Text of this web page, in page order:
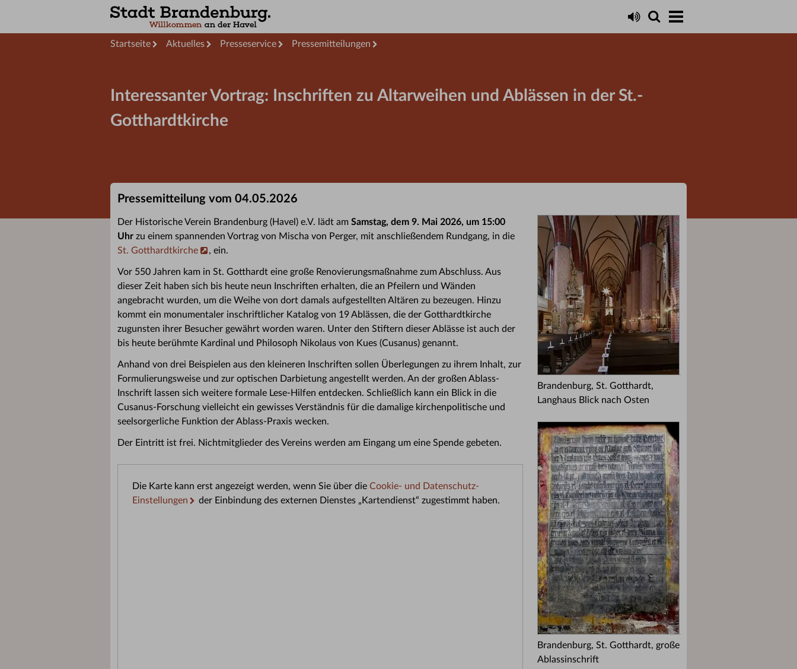
Startseite Aktuelles Presseservice Pressemitteilungen
Interessanter Vortrag: Inschriften zu Altarweihen und Ablässen in der St.-
Gotthardtkirche
Pressemitteilung vom 04.05.2026
Brandenburg, St. Gotthardt,
Langhaus Blick nach Osten
Brandenburg, St. Gotthardt, große
Ablassinschrift
Der Historische Verein Brandenburg (Havel) e.V. lädt am Samstag, dem 9. Mai 2026, um 15:00
Uhr zu einem spannenden Vortrag von Mischa von Perger, mit anschließendem Rundgang, in die
St. Gotthardtkirche
, ein.
Vor 550 Jahren kam in St. Gotthardt eine große Renovierungsmaßnahme zum Abschluss. Aus
dieser Zeit haben sich bis heute neun Inschriften erhalten, die an Pfeilern und Wänden
angebracht wurden, um die Weihe von dort damals aufgestellten Altären zu bezeugen. Hinzu
kommt ein monumentaler inschriftlicher Katalog von 19 Ablässen, die der Gotthardtkirche
zugunsten ihrer Besucher gewährt worden waren. Unter den Stiftern dieser Ablässe ist auch der
bis heute berühmte Kardinal und Philosoph Nikolaus von Kues (Cusanus) genannt.
Anhand von drei Beispielen aus den kleineren Inschriften sollen Überlegungen zu ihrem Inhalt, zur
Formulierungsweise und zur optischen Darbietung angestellt werden. An der großen Ablass-
Inschrift lassen sich weitere formale Lese-Hilfen entdecken. Schließlich kann ein Blick in die
Cusanus-Forschung vielleicht ein gewisses Verständnis für die damalige kirchenpolitische und
seelsorgerliche Funktion der Ablass-Praxis wecken.
Der Eintritt ist frei. Nichtmitglieder des Vereins werden am Eingang um eine Spende gebeten.
Die Karte kann erst angezeigt werden, wenn Sie über die Cookie- und Datenschutz-
Einstellungen
der Einbindung des externen Dienstes „Kartendienst“ zugestimmt haben.